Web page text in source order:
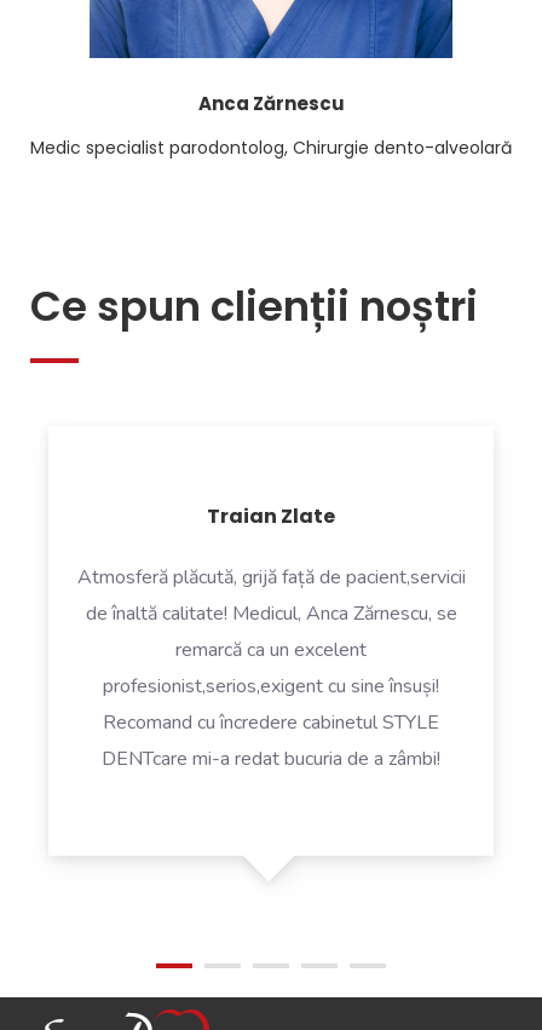
Anca Zărnescu
Medic specialist parodontolog, Chirurgie dento-alveolară
Ce spun clienții noștri
Traian Zlate
Atmosferă plăcută, grijă față de pacient,servicii
de înaltă calitate! Medicul, Anca Zărnescu, se
remarcă ca un excelent
profesionist,serios,exigent cu sine însuși!
Recomand cu încredere cabinetul STYLE
DENTcare mi-a redat bucuria de a zâmbi!